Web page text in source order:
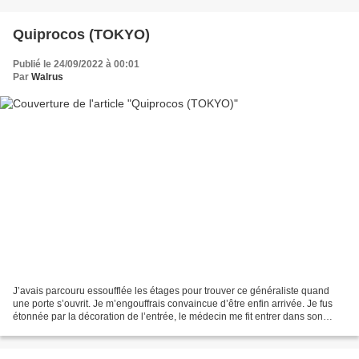
Quiprocos (TOKYO)
Publié le 24/09/2022 à 00:01
Par Walrus
J’avais parcouru essoufflée les étages pour trouver ce généraliste quand
une porte s’ouvrit. Je m’engouffrais convaincue d’être enfin arrivée. Je fus
étonnée par la décoration de l’entrée, le médecin me fit entrer dans son